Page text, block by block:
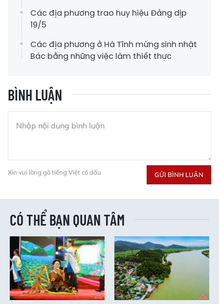
Các địa phương trao huy hiệu Đảng dịp
19/5
Các địa phương ở Hà Tĩnh mừng sinh nhật
Bác bằng những việc làm thiết thực
BÌNH LUẬN
Xin vui lòng gõ tiếng Việt có dấu GỬI BÌNH LUẬN
CÓ THỂ BẠN QUAN TÂM